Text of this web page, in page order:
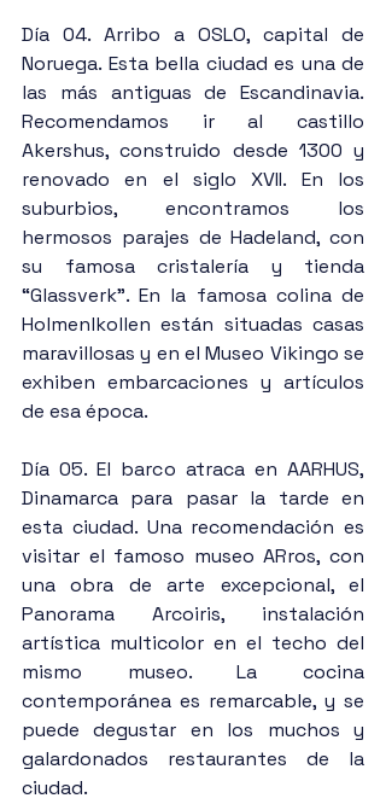
Día 04. Arribo a OSLO, capital de
Noruega. Esta bella ciudad es una de
las más antiguas de Escandinavia.
Recomendamos ir al castillo
Akershus, construido desde 1300 y
renovado en el siglo XVII. En los
suburbios, encontramos los
hermosos parajes de Hadeland, con
su famosa cristalería y tienda
“Glassverk”. En la famosa colina de
Holmenlkollen están situadas casas
maravillosas y en el Museo Vikingo se
exhiben embarcaciones y artículos
de esa época.
Día 05. El barco atraca en AARHUS,
Dinamarca para pasar la tarde en
esta ciudad. Una recomendación es
visitar el famoso museo ARros, con
una obra de arte excepcional, el
Panorama Arcoiris, instalación
artística multicolor en el techo del
mismo museo. La cocina
contemporánea es remarcable, y se
puede degustar en los muchos y
galardonados restaurantes de la
ciudad.